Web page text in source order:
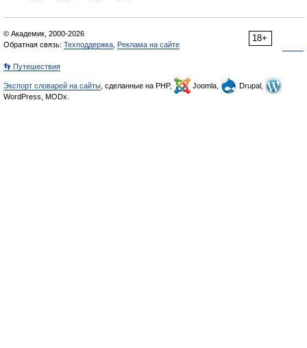
18+
© Академик, 2000-2026
Обратная связь: Техподдержка Реклама на сайте
👣 Путешествия
Экспорт словарей на сайты , сделанные на PHP, Joomla,
Drupal,
WordPress, MODx.